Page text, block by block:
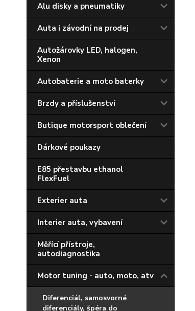
Alu disky a pneumatiky
Auta i závodní na prodej
Autožárovky LED, halogen,
Xenon
Autobaterie a moto baterky
Brzdy a příslušenství
Butique motorsport oblečení
Dárkové poukazy
E85 přestavbu ethanol
FlexFuel
Exterier auta
Interier auta, vybavení
Měřící přístroje,
autodiagnostika
Motor tuning - auto, moto, atv
Diferenciál, samosvorné
diferenciály, špéra do